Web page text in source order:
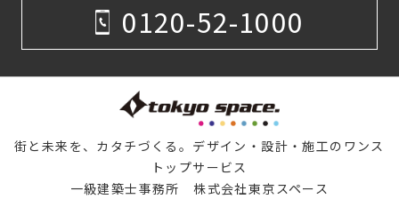
0120-52-1000
街と未来を、カタチづくる。デザイン・設計・施工のワンス
トップサービス
一級建築士事務所 株式会社東京スペース